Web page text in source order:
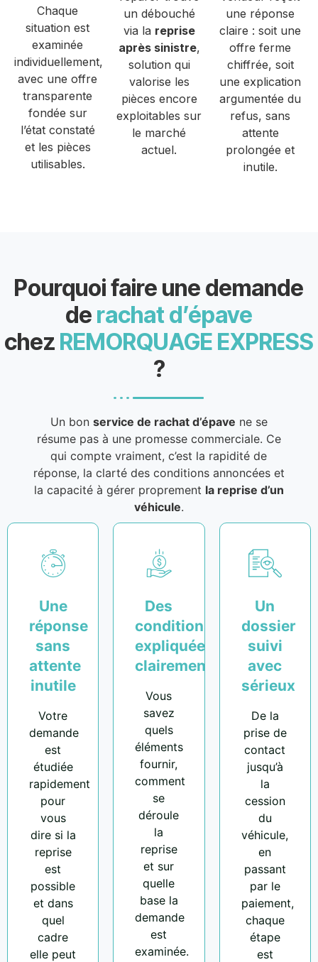
Chaque
situation est
examinée
individuellement,
avec une offre
transparente
fondée sur
l’état constaté
et les pièces
utilisables.
un débouché
via la reprise
après sinistre,
solution qui
valorise les
pièces encore
exploitables sur
le marché
actuel.
une réponse
claire : soit une
offre ferme
chiffrée, soit
une explication
argumentée du
refus, sans
attente
prolongée et
inutile.
Pourquoi faire une demande
de rachat d’épave
chez REMORQUAGE EXPRESS
?
Un bon service de rachat d’épave ne se
résume pas à une promesse commerciale. Ce
qui compte vraiment, c’est la rapidité de
réponse, la clarté des conditions annoncées et
la capacité à gérer proprement la reprise d’un
véhicule.
Une
réponse
sans
attente
inutile
Votre
demande
est
étudiée
rapidement
pour
vous
dire si la
reprise
est
possible
et dans
quel
cadre
elle peut
Des
conditions
expliquées
clairement
Vous
savez
quels
éléments
fournir,
comment
se
déroule
la
reprise
et sur
quelle
base la
demande
est
examinée.
Un
dossier
suivi
avec
sérieux
De la
prise de
contact
jusqu’à
la
cession
du
véhicule,
en
passant
par le
paiement,
chaque
étape
est